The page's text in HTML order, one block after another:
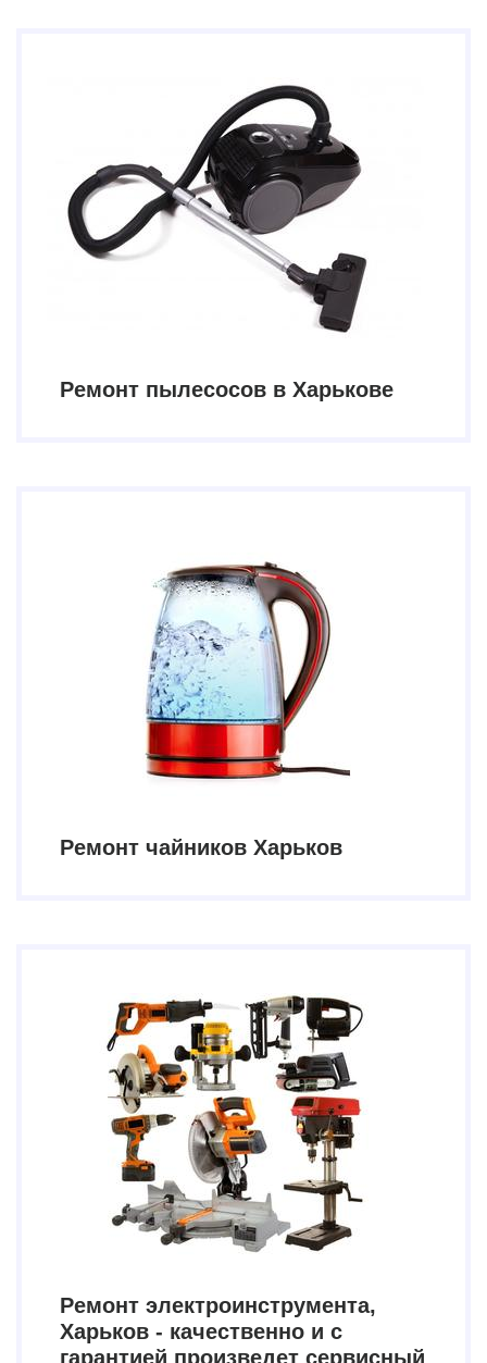
Ремонт пылесосов в Харькове
Ремонт чайников Харьков
Ремонт электроинструмента,
Харьков - качественно и с
гарантией произведет сервисный